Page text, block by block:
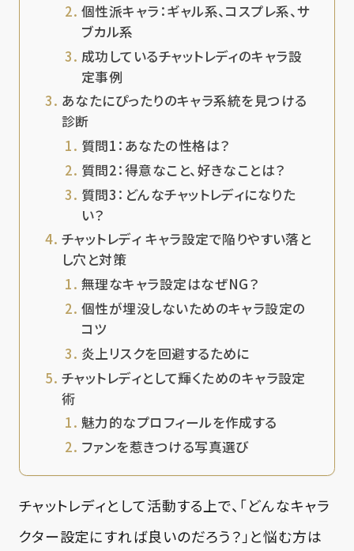
個性派キャラ：ギャル系、コスプレ系、サ
ブカル系
成功しているチャットレディのキャラ設
定事例
あなたにぴったりのキャラ系統を見つける
診断
質問1：あなたの性格は？
質問2：得意なこと、好きなことは？
質問3：どんなチャットレディになりた
い？
チャットレディ キャラ設定で陥りやすい落と
し穴と対策
無理なキャラ設定はなぜNG？
個性が埋没しないためのキャラ設定の
コツ
炎上リスクを回避するために
チャットレディとして輝くためのキャラ設定
術
魅力的なプロフィールを作成する
ファンを惹きつける写真選び
チャットレディとして活動する上で、「どんなキャラ
クター設定にすれば良いのだろう？」と悩む方は